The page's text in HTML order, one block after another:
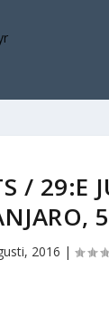
/ 29:E
2016 |